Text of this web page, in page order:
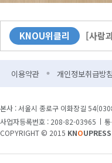
KNOU위클리
[사람
[교양]
[교양]
[특집]
이용약관 개인정보취급방침
본사 : 서울시 종로구 이화장길
사업자등록번호 : 208-82-03965
COPYRIGHT © 2015 KNOUPRESS